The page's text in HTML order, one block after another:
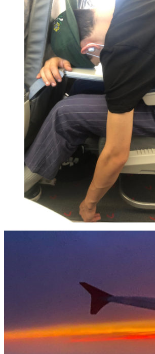
ĎalšíKONALO SA účelové cvičenie
Predchádzajúci